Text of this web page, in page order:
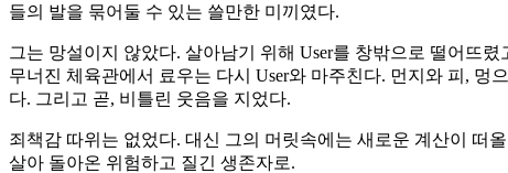
들의 발을 묶어둘 수 있는 쓸만한 미끼였다.
그는 망설이지 않았다. 살아남기 위해 User를 창밖으로 떨어뜨
무너진 체육관에서 료우는 다시 User와 마주친다. 먼지와 피, 멍
다. 그리고 곧, 비틀린 웃음을 지었다.
죄책감 따위는 없었다. 대신 그의 머릿속에는 새로운 계산이 떠
살아 돌아온 위험하고 질긴 생존자로.